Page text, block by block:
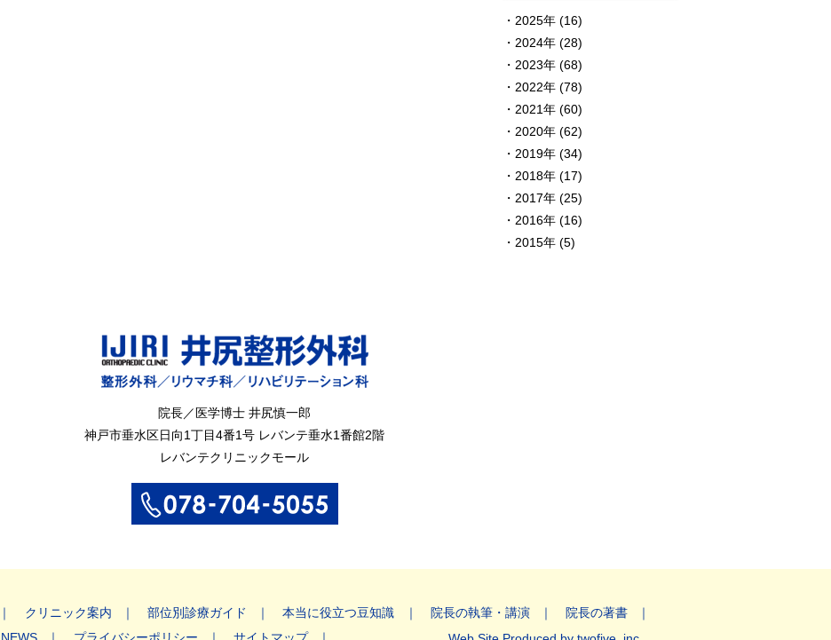
2025年 (16)
2024年 (28)
2023年 (68)
2022年 (78)
2021年 (60)
2020年 (62)
2019年 (34)
2018年 (17)
2017年 (25)
2016年 (16)
2015年 (5)
院長／医学博士 井尻慎一郎
神戸市垂水区日向1丁目4番1号 レバンテ垂水1番館2階
レバンテクリニックモール
クリニック案内 部位別診療ガイド 本当に役立つ豆知識 院長の執筆・講演
院長の著書